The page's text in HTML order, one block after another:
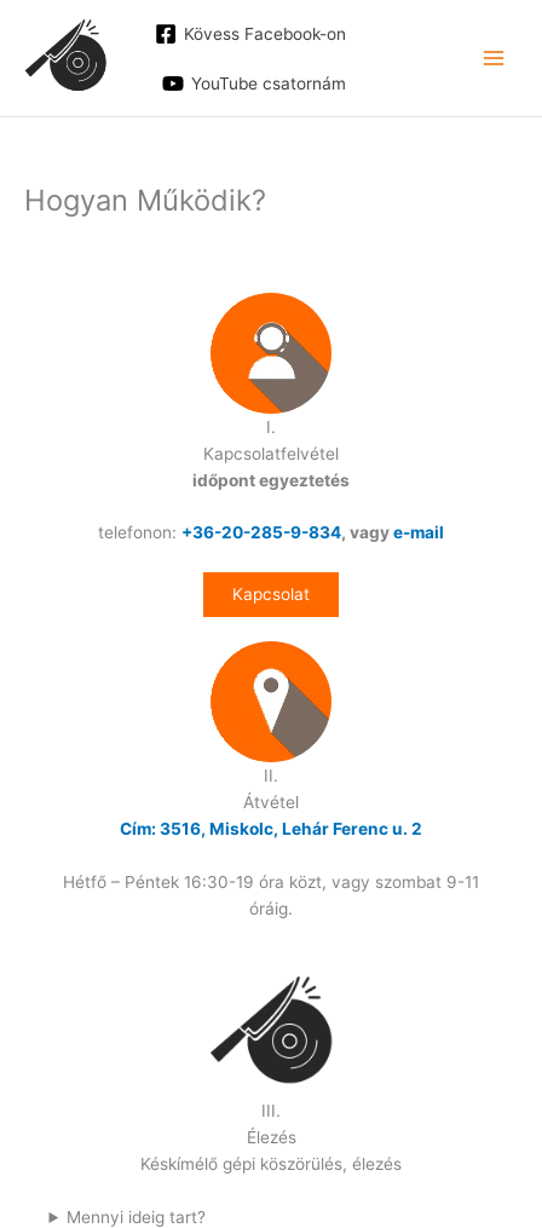
content
Kövess Facebook-on
YouTube csatornám
Hogyan Működik?
I.
Kapcsolatfelvétel
időpont egyeztetés
telefonon: +36-20-285-9-834, vagye-mail
Kapcsolat
II.
Átvétel
Cím: 3516, Miskolc, Lehár Ferenc u. 2
Hétfő – Péntek 16:30-19 óra közt, vagy szombat 9-11
óráig.
III.
Élezés
Késkímélő gépi köszörülés, élezés
Mennyi ideig tart?